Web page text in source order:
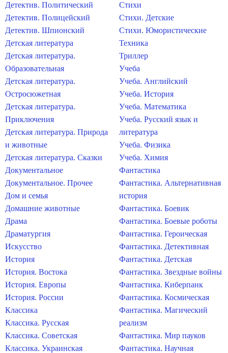
Детектив. Политический
Детектив. Полицейский
Детектив. Шпионский
Детская литература
Детская литература.
Образовательная
Детская литература.
Остросюжетная
Детская литература.
Приключения
Детская литература. Природа
и животные
Детская литература. Сказки
Документальное
Документальное. Прочее
Дом и семья
Домашние животные
Драма
Драматургия
Искусство
История
История. Востока
История. Европы
История. России
Классика
Классика. Русская
Классика. Советская
Классика. Украинская
Стихи
Стихи. Детские
Стихи. Юмористические
Техника
Триллер
Учеба
Учеба. Английский
Учеба. История
Учеба. Математика
Учеба. Русский язык и
литература
Учеба. Физика
Учеба. Химия
Фантастика
Фантастика. Альтернативная
история
Фантастика. Боевик
Фантастика. Боевые роботы
Фантастика. Героическая
Фантастика. Детективная
Фантастика. Детская
Фантастика. Звездные войны
Фантастика. Киберпанк
Фантастика. Космическая
Фантастика. Магический
реализм
Фантастика. Мир пауков
Фантастика. Научная